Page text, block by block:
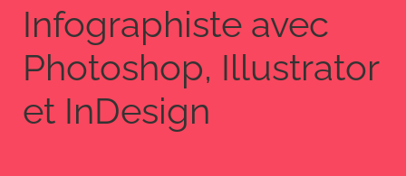
Infographiste avec
Photoshop, Illustrator
et InDesign